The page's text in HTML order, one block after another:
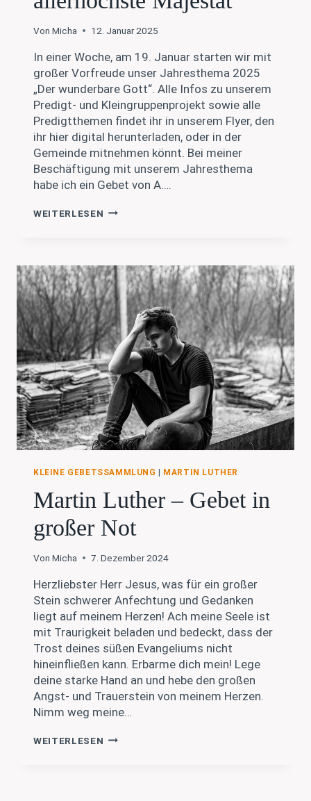
Von Micha 12. Januar 2025
In einer Woche, am 19. Januar starten wir mit
großer Vorfreude unser Jahresthema 2025
„Der wunderbare Gott“. Alle Infos zu unserem
Predigt- und Kleingruppenprojekt sowie alle
Predigtthemen findet ihr in unserem Flyer, den
ihr hier digital herunterladen, oder in der
Gemeinde mitnehmen könnt. Bei meiner
Beschäftigung mit unserem Jahresthema
habe ich ein Gebet von A….
WEITERLESEN A.
O
ALLERHÖCHSTE
MAJESTÄT
KLEINE GEBETSSAMMLUNG MARTIN LUTHER
Martin Luther – Gebet in
großer Not
Von Micha 7. Dezember 2024
Herzliebster Herr Jesus, was für ein großer
Stein schwerer Anfechtung und Gedanken
liegt auf meinem Herzen! Ach meine Seele ist
mit Traurigkeit beladen und bedeckt, dass der
Trost deines süßen Evangeliums nicht
hineinfließen kann. Erbarme dich mein! Lege
deine starke Hand an und hebe den großen
Angst- und Trauerstein von meinem Herzen.
Nimm weg meine…
WEITERLESEN MARTIN